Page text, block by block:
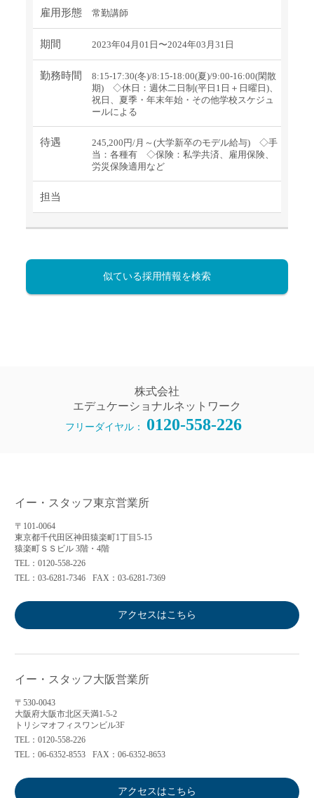
雇用形態 常勤講師
期間 2023年04月01日〜2024年03月31日
勤務時間
8:15-17:30(冬)/8:15-18:00(夏)/9:00-16:00(閑散
期) ◇休日：週休二日制(平日1日＋日曜日)、
祝日、夏季・年末年始・その他学校スケジュ
ールによる
待遇
245,200円/月～(大学新卒のモデル給与) ◇手
当：各種有 ◇保険：私学共済、雇用保険、
労災保険適用など
担当
似ている採用情報を検索
株式会社
エデュケーショナルネットワーク
フリーダイヤル： 0120-558-226
イー・スタッフ東京営業所
〒101-0064
東京都千代田区神田猿楽町1丁目5-15
猿楽町ＳＳビル 3階・4階
TEL：0120-558-226
TEL：03-6281-7346
FAX：03-6281-7369
アクセスはこちら
イー・スタッフ大阪営業所
〒530-0043
大阪府大阪市北区天満1-5-2
トリシマオフィスワンビル3F
TEL：0120-558-226
TEL：06-6352-8553
FAX：06-6352-8653
アクセスはこちら